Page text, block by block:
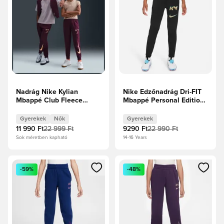
Nadrág Nike Kylian
Mbappé Club Fleece
Gyerekek Nők
11 990 Ft22 999 Ft
Sok méretben kapható
Nike Edzőnadrág Dri-FIT
Mbappé Personal Edition -
Gyerekek
9290 Ft22 990 Ft
14-16 Years
Megnyit egy modált a bejelentkezéshez vagy a tagként való
-59%
Megnyit egy modált a
-48%